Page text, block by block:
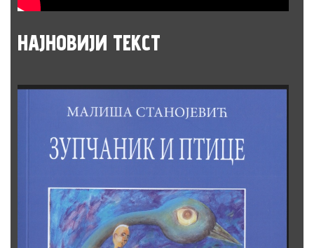
НАЈНОВИЈИ ТЕКСТ